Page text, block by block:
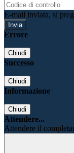
E-mail inviata, si
Errore
Chiudi
Successo
Chiudi
Informazione
Chiudi
Attendere...
Attendere il